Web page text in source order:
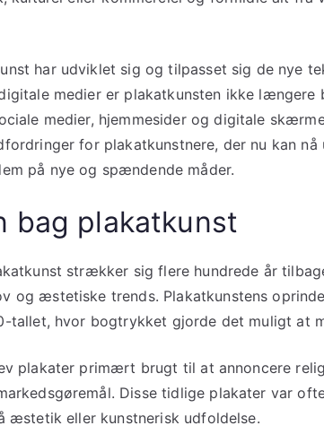
har udviklet sig og tilpasset sig de nye
medier er plakatkunsten ikke
medier, hjemmesider og digitale
for plakatkunstnere, der nu kan
på nye og spændende måder.
bag plakatkunst
strækker sig flere hundrede år
og æstetiske trends. Plakatkunstens
tallet, hvor bogtrykket gjorde det muligt at
plakater primært brugt til at annoncere
Disse tidlige plakater var
eller kunstnerisk udfoldelse.